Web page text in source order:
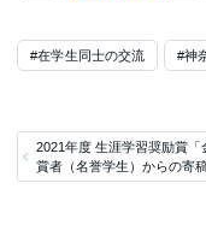
#在学生同士の交流 #神
2021年度 生涯学習奨励賞「
賞者（名誉学生）からの寄稿